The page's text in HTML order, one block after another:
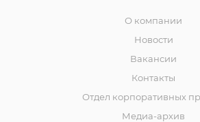
О компании
Новости
Вакансии
Контакты
Отдел корпоративных
Медиа-архив